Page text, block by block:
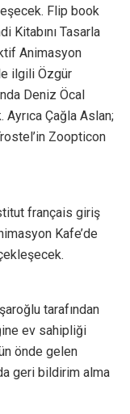
Flip book
Kitabını Tasarla
Animasyon
ilgili Özgür
Deniz Öcal
Çağla Aslan;
Zoopticon
français giriş
Kafe’de
tarafından
ev sahipliği
önde gelen
geri bildirim alma